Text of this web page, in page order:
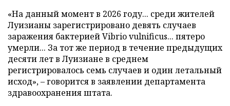
«На данный момент в 2026 году... среди жителей
Луизианы зарегистрировано девять случаев
заражения бактерией Vibrio vulnificus... пятеро
умерли... За тот же период в течение предыдущих
десяти лет в Луизиане в среднем
регистрировалось семь случаев и один летальный
исход», – говорится в заявлении департамента
здравоохранения штата.